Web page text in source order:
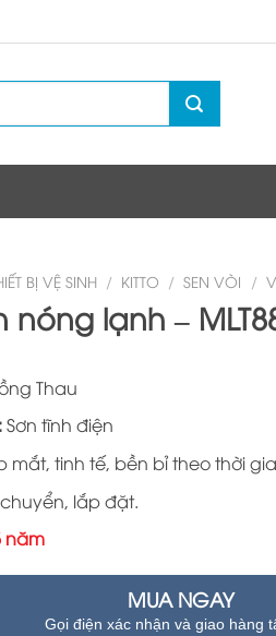
BỊ VỆ SINH / KITTO / SEN VÒI /
lạnh –
Thau
Sơn tĩnh điện
mắt, tinh tế, bền bỉ theo thời
lắp đặt.
năm
MUA NGAY
Gọi điện xác nhận và giao hàng